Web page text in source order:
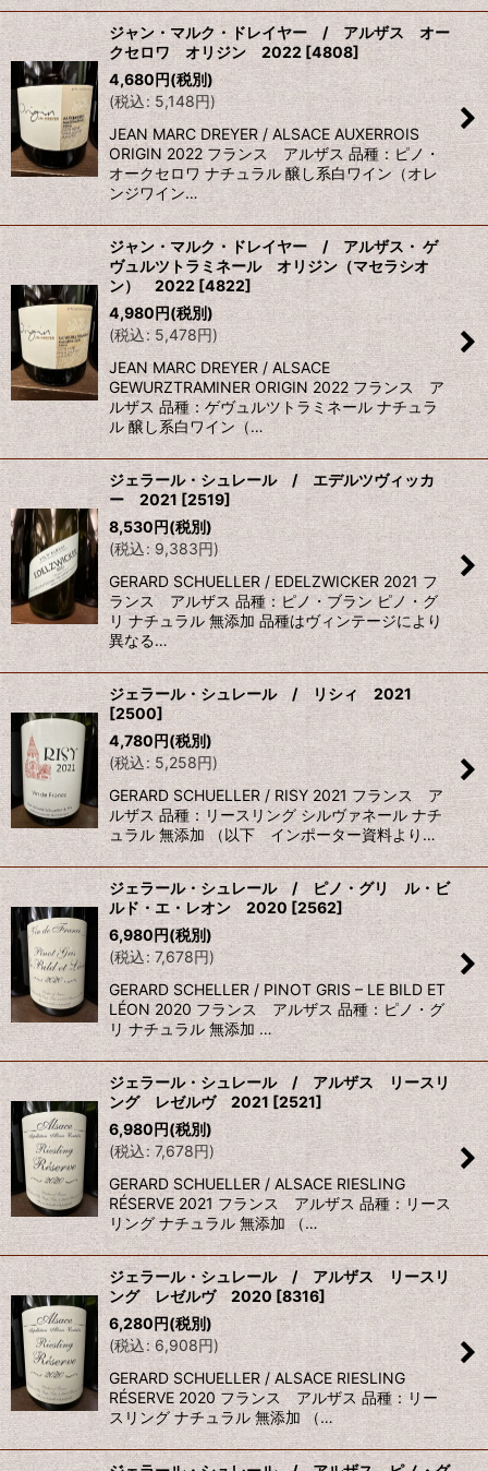
ジャン・マルク・ドレイヤー / アルザス オー
クセロワ オリジン 2022 [4808]
4,680円(税別)
(税込: 5,148円)
JEAN MARC DREYER / ALSACE AUXERROIS
ORIGIN 2022 フランス アルザス 品種：ピノ・
オークセロワ ナチュラル 醸し系白ワイン（オレ
ンジワイン…
ジャン・マルク・ドレイヤー / アルザス・ ゲ
ヴュルツトラミネール オリジン（マセラシオ
ン） 2022[4822]
4,980円(税別)
(税込: 5,478円)
JEAN MARC DREYER / ALSACE
GEWURZTRAMINER ORIGIN 2022 フランス ア
ルザス 品種：ゲヴュルツトラミネール ナチュラ
ル 醸し系白ワイン（…
ジェラール・シュレール / エデルツヴィッカ
ー 2021 [2519]
8,530円(税別)
(税込: 9,383円)
GERARD SCHUELLER / EDELZWICKER 2021 フ
ランス アルザス 品種：ピノ・ブラン ピノ・グ
リ ナチュラル 無添加 品種はヴィンテージにより
異なる…
ジェラール・シュレール / リシィ 2021
[2500]
4,780円(税別)
(税込: 5,258円)
GERARD SCHUELLER / RISY 2021 フランス ア
ルザス 品種：リースリング シルヴァネール ナチ
ュラル 無添加 （以下 インポーター資料より…
ジェラール・シュレール / ピノ・グリ ル・ビ
ルド・エ・レオン 2020 [2562]
6,980円(税別)
(税込: 7,678円)
GERARD SCHELLER / PINOT GRIS – LE BILD ET
LÉON 2020 フランス アルザス 品種：ピノ・グ
リ ナチュラル 無添加 …
ジェラール・シュレール / アルザス リースリ
ング レゼルヴ 2021 [2521]
6,980円(税別)
(税込: 7,678円)
GERARD SCHUELLER / ALSACE RIESLING
RÉSERVE 2021 フランス アルザス 品種：リース
リング ナチュラル 無添加 （…
ジェラール・シュレール / アルザス リースリ
ング レゼルヴ 2020 [8316]
6,280円(税別)
(税込: 6,908円)
GERARD SCHUELLER / ALSACE RIESLING
RÉSERVE 2020 フランス アルザス 品種：リー
スリング ナチュラル 無添加 （…